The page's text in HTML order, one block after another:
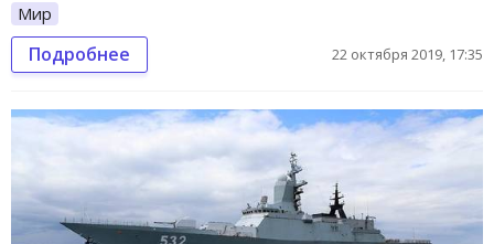
Мир
Подробнее 22 октября 2019, 17:35